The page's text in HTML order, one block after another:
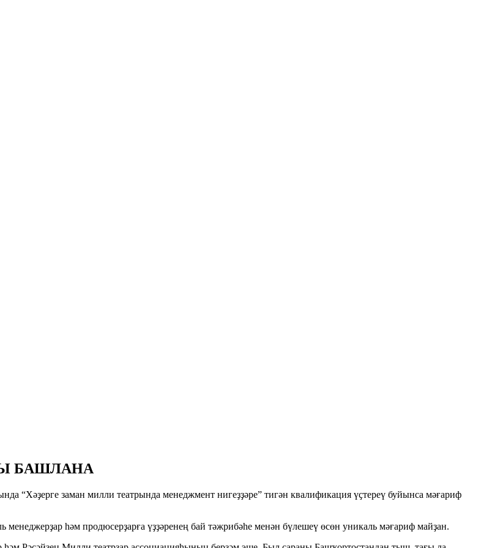
БАШЛАНА
“Хәҙерге заман милли театрында менеджмент нигеҙҙәре” тигән квалификация үҫтереү буйынса мәғариф
менеджерҙар һәм продюсерҙарға үҙҙәренең бай тәжрибәһе менән бүлешеү өсөн уникаль мәғариф майҙан.